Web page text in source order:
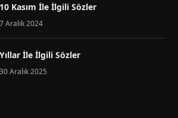
10 Kasım İle İlgili Sözler
7 Aralık 2024
Yıllar İle İlgili Sözler
30 Aralık 2025